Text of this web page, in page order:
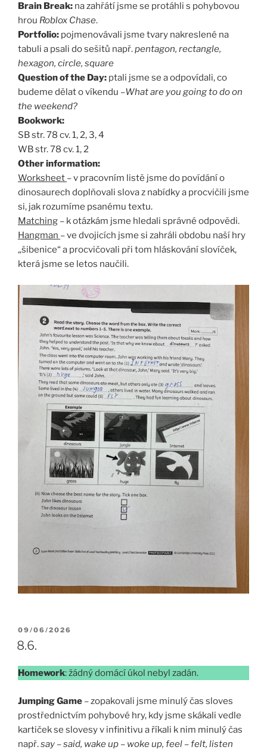
Brain Break: na zahřátí jsme se protáhli s pohybovou
hrou Roblox Chase.
Portfolio: pojmenovávali jsme tvary nakreslené na
tabuli a psali do sešitů např.pentagon, rectangle,
hexagon, circle, square
Question of the Day: ptali jsme se a odpovídali, co
budeme dělat o víkendu –What are you going to do on
the weekend?
Bookwork:
SB str. 78 cv. 1, 2, 3, 4
WB str. 78 cv. 1, 2
Other information:
Worksheet – v pracovním listě jsme do povídání o
dinosaurech doplňovali slova z nabídky a procvičili jsme
si, jak rozumíme psanému textu.
Matching – k otázkám jsme hledali správné odpovědi.
Hangman – ve dvojicích jsme si zahráli obdobu naší hry
„šibenice“ a procvičovali při tom hláskování slovíček,
která jsme se letos naučili.
PUBLIKOVÁNO
09/06/2026
8.6.
Homework: žádný domácí úkol nebyl zadán.
Jumping Game – zopakovali jsme minulý čas sloves
prostřednictvím pohybové hry, kdy jsme skákali vedle
kartiček se slovesy v infinitivu a říkali k nim minulý čas
např.say – said, wake up – woke up, feel – felt, listen